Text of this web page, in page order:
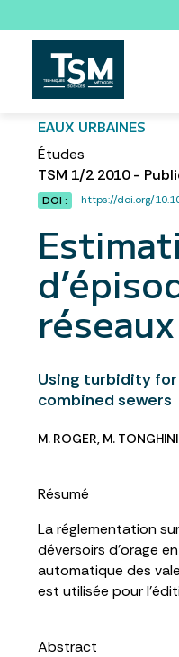
EAUX URBAINES
Études
TSM 1/2 2010 -
DOI : https://doi.org/
Using turbidity
combined sewers
M. ROGER, M. TONGHINI
Résumé
La réglementation
déversoirs d’orage
automatique des
est utilisée pour
Abstract